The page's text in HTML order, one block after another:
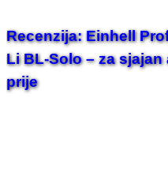
Recenzija: Einhell
Li BL-Solo – za
prije